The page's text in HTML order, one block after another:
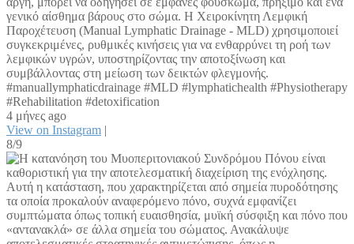
γενικό αίσθημα βάρους στο σώμα. Η Χειροκίνητη Λεμφική
Παροχέτευση (Manual Lymphatic Drainage - MLD) χρησιμοποιεί
συγκεκριμένες, ρυθμικές κινήσεις για να ενθαρρύνει τη ροή των
λεμφικών υγρών, υποστηρίζοντας την αποτοξίνωση και
συμβάλλοντας στη μείωση των δεικτών φλεγμονής.
#manuallymphaticdrainage #MLD #lymphatichealth #Physiotherapy
#Rehabilitation #detoxification
4 μήνες ago
View on Instagram |
8/9